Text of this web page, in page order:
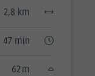
2,8 km
47 min
62 m